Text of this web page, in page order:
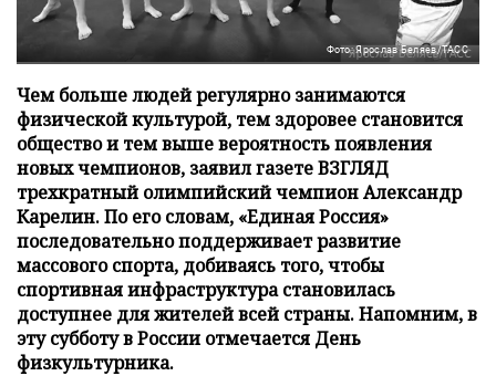
Фото: Ярослав Беляев/ТАСС
Чем больше людей регулярно занимаются
физической культурой, тем здоровее становится
общество и тем выше вероятность появления
новых чемпионов, заявил газете ВЗГЛЯД
трехкратный олимпийский чемпион Александр
Карелин. По его словам, «Единая Россия»
последовательно поддерживает развитие
массового спорта, добиваясь того, чтобы
спортивная инфраструктура становилась
доступнее для жителей всей страны. Напомним, в
эту субботу в России отмечается День
физкультурника.